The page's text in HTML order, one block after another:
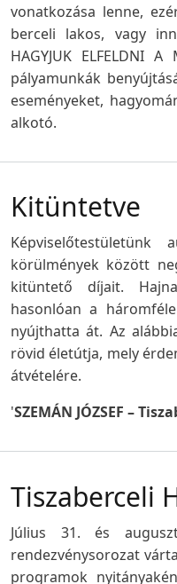
vonatkozása lenne,
berceli lakos, vagy
HAGYJUK ELFELDNI
pályamunkák
eseményeket,
alkotó.
Kitüntetve
Képviselőtestületünk
körülmények között
kitüntető díjait.
hasonlóan a
nyújthatta át. Az
rövid életútja, mely
átvételére.
'SZEMÁN JÓZSEF –
Tiszaberceli
Július 31. és
rendezvénysorozat
programok